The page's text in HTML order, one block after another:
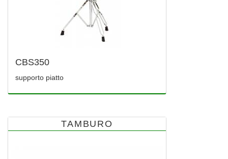
CBS350
supporto piatto
TAMBURO